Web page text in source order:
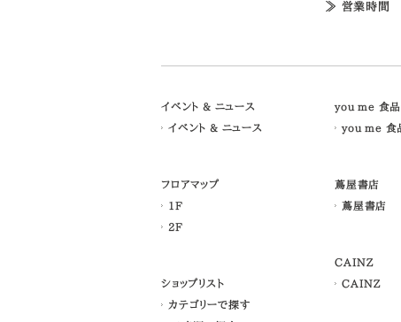
≫ 営業時間
イベント & ニュース
イベント & ニュース
フロアマップ
1F
2F
ショップリスト
カテゴリーで探す
you me 食
you me 食
蔦屋書店
蔦屋書店
CAINZ
CAINZ